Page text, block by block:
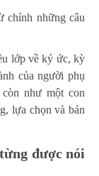
chính những câu
lớp về ký ức, kỳ
của người phụ
như một con
lựa chọn và bản
được nói